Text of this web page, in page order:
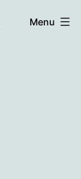
Menu